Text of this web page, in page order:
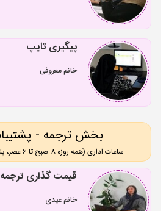
پیگیری تایپ
خانم معروفی
بخش ترجمه -
ساعات اداری (همه روزه 8 صبح تا 6 عصر، پنج شنبه ها تا 3 عصر )
قیمت گذاری ترجمه
خانم عیدی